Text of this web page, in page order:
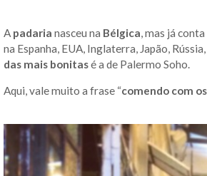
A padaria nasceu na Bélgica, mas já
na Espanha, EUA, Inglaterra, Japão,
das mais bonitasé a de Palermo Soho.
Aqui, vale muito a frase “comendo com